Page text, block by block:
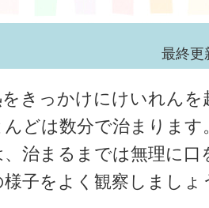
最終更
きっかけにけいれんを
んどは数分で治まりま
治まるまでは無理に口
様子をよく観察しまし
境
緊急連絡先
成